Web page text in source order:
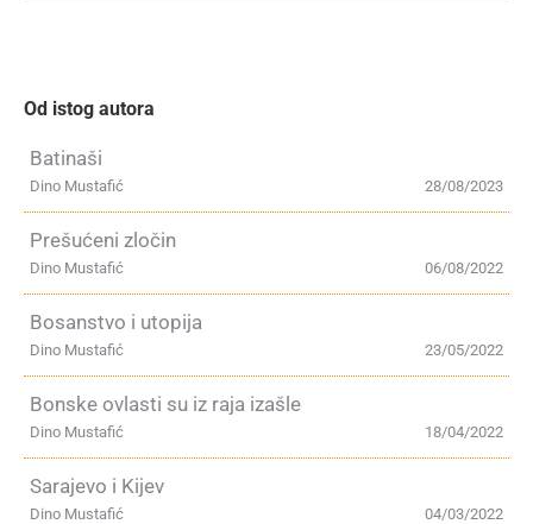
Od istog autora
Batinaši
28/08/2023
Dino Mustafić
Prešućeni zločin
06/08/2022
Dino Mustafić
Bosanstvo i utopija
23/05/2022
Dino Mustafić
Bonske ovlasti su iz raja izašle
18/04/2022
Dino Mustafić
Sarajevo i Kijev
04/03/2022
Dino Mustafić